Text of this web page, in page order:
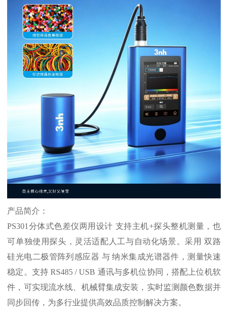
产品简介：
PS301分体式色差仪两用设计 支持主机+探头整机测量，也
可单独使用探头，灵活适配人工与自动化场景。采用 双路
硅光电二极管阵列感应器 与 纳米集成光谱器件，测量快速
稳定。支持 RS485 / USB 通讯与多机位协同，搭配上位机软
件，可实现流水线、机械臂集成安装，实时监测颜色数据并
同步回传，为多行业提供高效品质控制解决方案。